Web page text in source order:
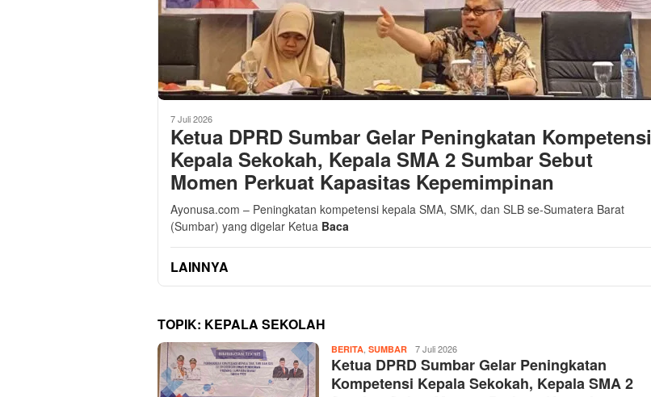
7 Juli 2026
Ketua DPRD Sumbar Gelar Peningkatan Kompetensi
Kepala Sekokah, Kepala SMA 2 Sumbar Sebut
Momen Perkuat Kapasitas Kepemimpinan
Ayonusa.com – Peningkatan kompetensi kepala SMA, SMK, dan SLB se-Sumatera Barat
(Sumbar) yang digelar Ketua Baca
LAINNYA
TOPIK: KEPALA SEKOLAH
BERITA SUMBAR Musthofa
Ritonga
7 Juli 2026
Ketua DPRD Sumbar Gelar Peningkatan
Kompetensi Kepala Sekokah, Kepala SMA 2